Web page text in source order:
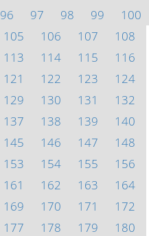
96 97 98 99
100
105 106 107
108
113 114 115
116
121 122 123
124
129 130 131
132
137 138 139
140
145 146 147
148
153 154 155
156
161 162 163
164
169 170 171
172
177 178 179
180